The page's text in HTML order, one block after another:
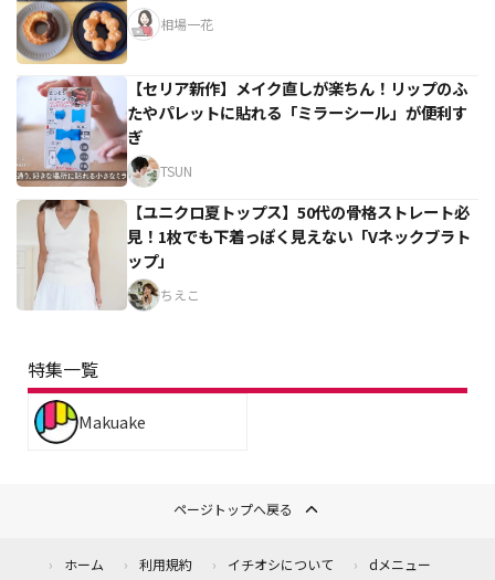
相場一花
【セリア新作】メイク直しが楽ちん！リップのふ
たやパレットに貼れる「ミラーシール」が便利す
ぎ
TSUN
【ユニクロ夏トップス】50代の骨格ストレート必
見！1枚でも下着っぽく見えない「Vネックブラト
ップ」
ちえこ
特集一覧
Makuake
ページトップへ戻る
ホーム 利用規約 イチオシについて dメニュー